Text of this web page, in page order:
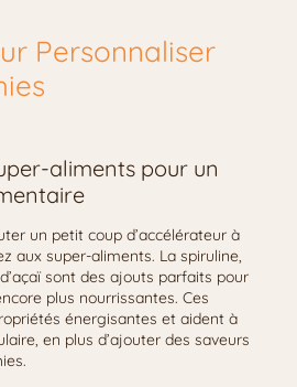
Personnaliser
aliments pour un
un petit coup d’accélérateur à
aux super-aliments. La spiruline,
sont des ajouts parfaits pour
plus nourrissantes. Ces
énergisantes et aident à
en plus d’ajouter des saveurs